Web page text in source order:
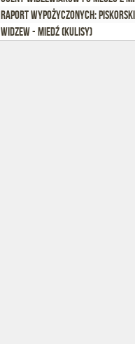
Raport wypożyczonych:
Widzew - Miedź (kulisy)